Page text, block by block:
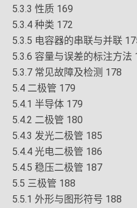
5.3.3 性质 169
5.3.4 种类 172
5.3.5 电容器的串联与并联
5.3.6 容量与误差的标注方法
5.3.7 常见故障及检测 178
5.4 二极管 179
5.4.1 半导体 179
5.4.2 二极管 180
5.4.3 发光二极管 185
5.4.4 光电二极管 186
5.4.5 稳压二极管 187
5.5 三极管 188
5.5.1 外形与图形符号 188